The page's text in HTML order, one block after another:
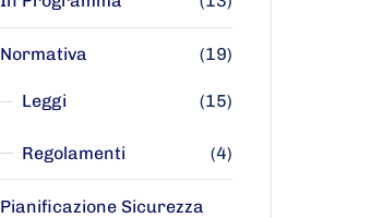
Normativa (19)
Leggi (15)
Regolamenti (4)
Pianificazione Sicurezza